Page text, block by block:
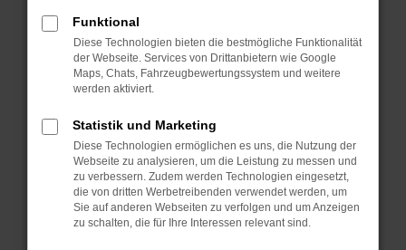
Fenster?
Starte dein Gerät neu.
Das kann manchmal helfen, vorübergehende
Probleme zu beheben.
Betriebssystem auf dem neuesten Stand
sind.
Veraltete Software birgt nicht nur ein
Sicherheitsrisiko, sondern kann auch dazu
führen, dass bestimmte Funktionen nicht mehr
unterstützt werden.
Funktional
Diese Technologien bieten die bestmögliche Funktionalität
der Webseite. Services von Drittanbietern wie Google
Maps, Chats, Fahrzeugbewertungssystem und weitere
werden aktiviert.
Statistik und Marketing
Diese Technologien ermöglichen es uns, die Nutzung der
Webseite zu analysieren, um die Leistung zu messen und
zu verbessern. Zudem werden Technologien eingesetzt,
die von dritten Werbetreibenden verwendet werden, um
Sie auf anderen Webseiten zu verfolgen und um Anzeigen
zu schalten, die für Ihre Interessen relevant sind.